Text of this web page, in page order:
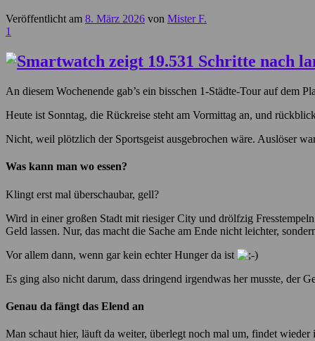
Veröffentlicht am 8. März 2026 von Mister F.
1
An diesem Wochenende gab’s ein bisschen 1-Städte-Tour auf dem
Heute ist Sonntag, die Rückreise steht am Vormittag an, und
Nicht, weil plötzlich der Sportsgeist ausgebrochen wäre. Auslöser
Was kann man wo essen?
Klingt erst mal überschaubar, gell?
Wird in einer großen Stadt mit riesiger City und drölfzig
Geld lassen. Nur, das macht die Sache am Ende nicht leichter,
Vor allem dann, wenn gar kein echter Hunger da ist
Es ging also nicht darum, dass dringend irgendwas her musste, der
Genau da fängt das Elend an
Man schaut hier, läuft da weiter, überlegt noch mal um, findet